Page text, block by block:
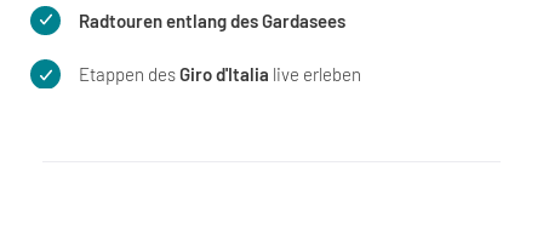
Radtouren entlang des Gardasees
Etappen desGiro d'Italia live erleben